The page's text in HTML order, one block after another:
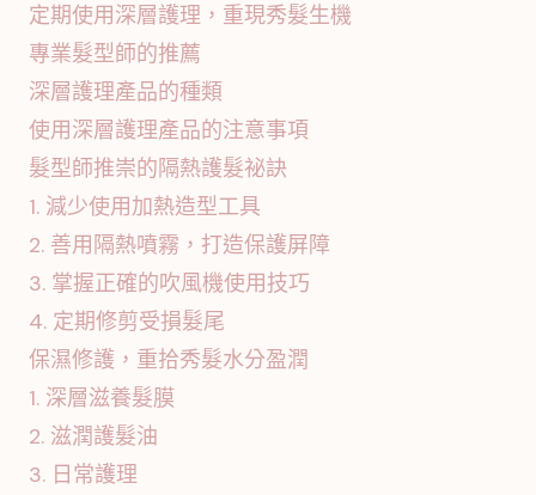
定期使用深層護理，重現秀髮生機
專業髮型師的推薦
深層護理產品的種類
使用深層護理產品的注意事項
髮型師推崇的隔熱護髮祕訣
1. 減少使用加熱造型工具
2. 善用隔熱噴霧，打造保護屏障
3. 掌握正確的吹風機使用技巧
4. 定期修剪受損髮尾
保濕修護，重拾秀髮水分盈潤
1. 深層滋養髮膜
2. 滋潤護髮油
3. 日常護理